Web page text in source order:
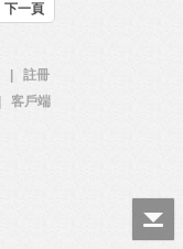
下一頁
註冊
客戶端